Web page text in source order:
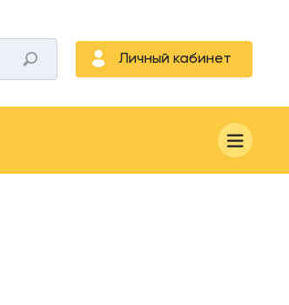
Личный кабинет